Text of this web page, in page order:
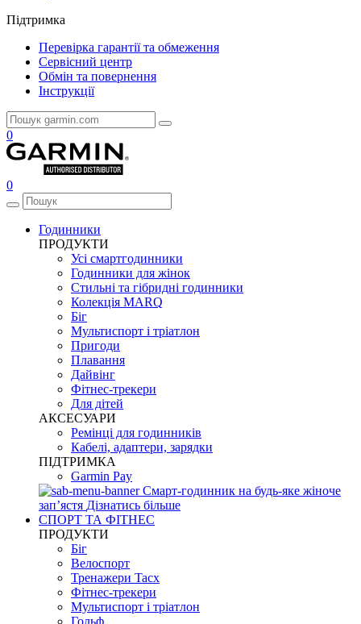
Підтримка
Перевірка гарантії та обмеження
Сервісний центр
Обмін та повернення
Інструкції
0
0
Годинники
ПРОДУКТИ
Усі смартгодинники
Годинники для жінок
Стильні та гібридні годинники
Колекція MARQ
Біг
Мультиспорт і тріатлон
Пригоди
Плавання
Дайвінг
Фітнес-трекери
Для дітей
АКСЕСУАРИ
Ремінці для годинників
Кабелі, адаптери, зарядки
ПІДТРИМКА
Garmin Pay
Смарт-годинник на будь-яке жіноче
запʼястя Дізнатись більше
СПОРТ ТА ФІТНЕС
ПРОДУКТИ
Біг
Велоспорт
Тренажери Tacx
Фітнес-трекери
Мультиспорт і тріатлон
Гольф